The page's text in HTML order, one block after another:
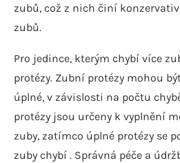
zubů, což z nich činí
zubů.
Pro jedince, kterým chybí více
protézy. Zubní protézy mohou
úplné, v závislosti na počtu
protézy jsou určeny k vyplnění
zuby, zatímco úplné protézy se
zuby chybí . Správná péče a